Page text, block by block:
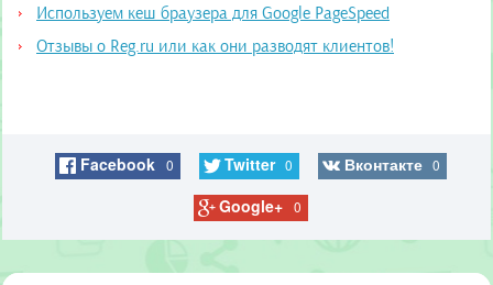
Используем кеш браузера для Google PageSpeed
Отзывы о Reg.ru или как они разводят клиентов!
Facebook 0 Twitter 0 Вконтакте 0
Google+ 0